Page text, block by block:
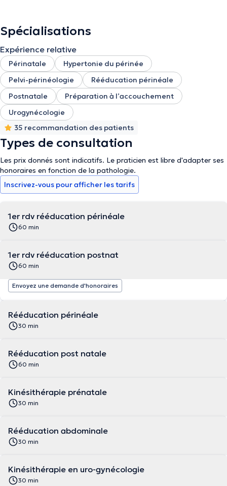
Spécialisations
Expérience relative
Périnatale
Hypertonie du périnée
Pelvi-périnéologie
Rééducation périnéale
Postnatale
Préparation à l’accouchement
Urogynécologie
35 recommandation des patients
Types de consultation
Les prix donnés sont indicatifs. Le praticien est libre d'adapter ses
honoraires en fonction de la pathologie.
Inscrivez-vous pour afficher les tarifs
1er rdv rééducation périnéale
60 min
1er rdv rééducation postnat
60 min
Envoyez une demande d'honoraires
Rééducation périnéale
30 min
Rééducation post natale
60 min
Kinésithérapie prénatale
30 min
Rééducation abdominale
30 min
Kinésithérapie en uro-gynécologie
30 min